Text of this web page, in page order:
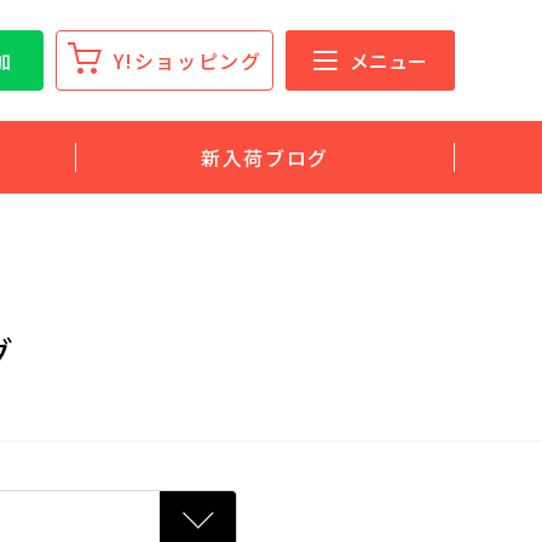
Y!ショッピング メニュー
新入荷ブログ